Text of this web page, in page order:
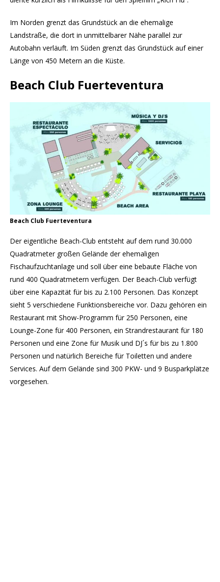
Im Norden grenzt das Grundstück an die ehemalige
Landstraße, die dort in unmittelbarer Nähe parallel zur
Autobahn verläuft. Im Süden grenzt das Grundstück auf einer
Länge von 450 Metern an die Küste.
Beach Club Fuerteventura
Beach Club Fuerteventura
Der eigentliche Beach-Club entsteht auf dem rund 30.000
Quadratmeter großen Gelände der ehemaligen
Fischaufzuchtanlage und soll über eine bebaute Fläche von
rund 400 Quadratmetern verfügen. Der Beach-Club verfügt
über eine Kapazität für bis zu 2.100 Personen. Das Konzept
sieht 5 verschiedene Funktionsbereiche vor. Dazu gehören ein
Restaurant mit Show-Programm für 250 Personen, eine
Lounge-Zone für 400 Personen, ein Strandrestaurant für 180
Personen und eine Zone für Musik und DJ´s für bis zu 1.800
Personen und natürlich Bereiche für Toiletten und andere
Services. Auf dem Gelände sind 300 PKW- und 9 Busparkplätze
vorgesehen.